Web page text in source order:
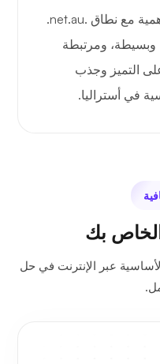
ترك انطباع أولي قوي لا يقل أهمية مع نطاق .net.au.
ومرتبطة
التميز وجذب
في أستراليا.
بك
عبر الإنترنت في حل